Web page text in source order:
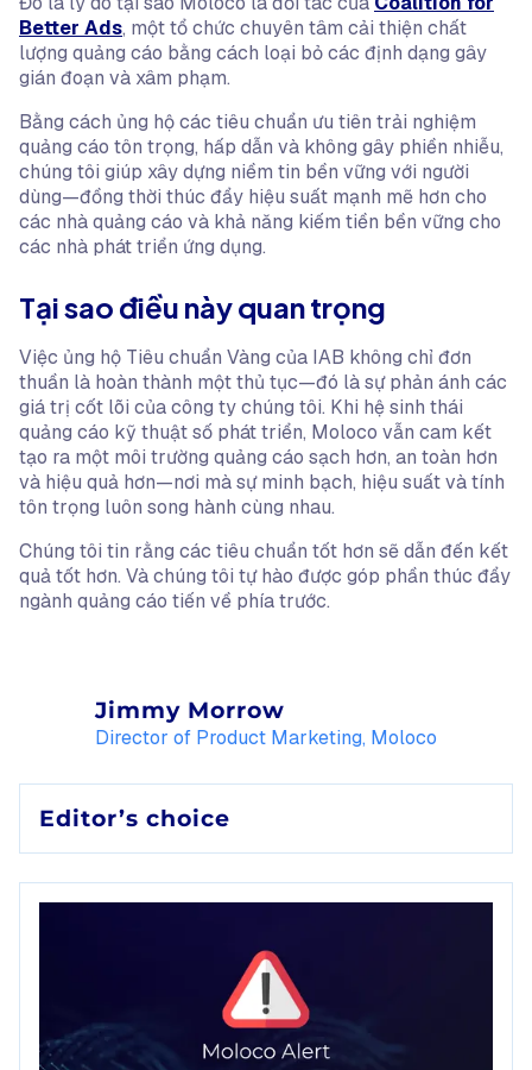
Better Ads, một tổ chức chuyên tâm cải thiện chất
lượng quảng cáo bằng cách loại bỏ các định dạng gây
gián đoạn và xâm phạm.
Bằng cách ủng hộ các tiêu chuẩn ưu tiên trải nghiệm
quảng cáo tôn trọng, hấp dẫn và không gây phiền nhiễu,
chúng tôi giúp xây dựng niềm tin bền vững với người
dùng—đồng thời thúc đẩy hiệu suất mạnh mẽ hơn cho
các nhà quảng cáo và khả năng kiếm tiền bền vững cho
các nhà phát triển ứng dụng.
Tại sao điều này quan trọng
Việc ủng hộ Tiêu chuẩn Vàng của IAB không chỉ đơn
thuần là hoàn thành một thủ tục—đó là sự phản ánh các
giá trị cốt lõi của công ty chúng tôi. Khi hệ sinh thái
quảng cáo kỹ thuật số phát triển, Moloco vẫn cam kết
tạo ra một môi trường quảng cáo sạch hơn, an toàn hơn
và hiệu quả hơn—nơi mà sự minh bạch, hiệu suất và tính
tôn trọng luôn song hành cùng nhau.
Chúng tôi tin rằng các tiêu chuẩn tốt hơn sẽ dẫn đến kết
quả tốt hơn. Và chúng tôi tự hào được góp phần thúc đẩy
ngành quảng cáo tiến về phía trước.
Jimmy Morrow
Director of Product Marketing, Moloco
Editor’s choice